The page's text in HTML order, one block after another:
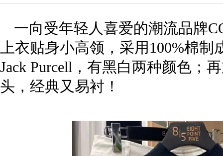
一向受年轻人喜爱的潮流品牌
上衣贴身小高领，采用100%棉制
Jack Purcell，有黑白两种颜色；
头，经典又易衬！